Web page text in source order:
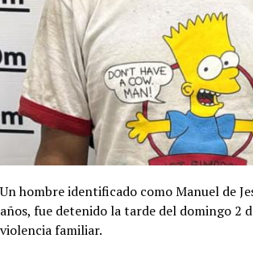
Un hombre identificado como Manuel de
años, fue detenido la tarde del domingo 2
violencia familiar.